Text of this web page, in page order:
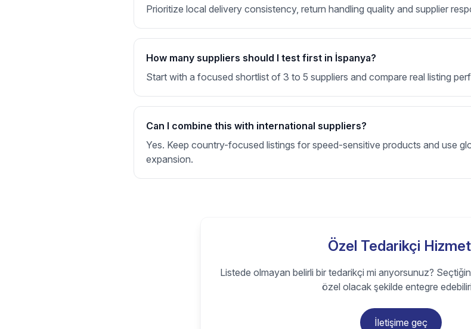
Prioritize local delivery consistency, return handling quality and supplier
How many suppliers should I test first in İspanya?
Start with a focused shortlist of 3 to 5 suppliers and compare real listing
Can I combine this with international suppliers?
Yes. Keep country-focused listings for speed-sensitive products and use
expansion.
Özel Tedarikçi
Listede olmayan belirli bir tedarikçi mi arıyorsunuz?
özel olacak şekilde entegre
İletişime geç